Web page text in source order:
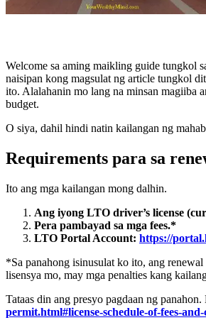
Welcome sa aming maikling guide tungkol
naisipan kong magsulat ng article tungkol
ito. Alalahanin mo lang na minsan magiiba
budget.
O siya, dahil hindi natin kailangan ng
Requirements para sa
Ito ang mga kailangan mong dalhin.
Ang iyong LTO driver’s license
Pera pambayad sa mga fees.*
LTO Portal Account: https://
*Sa panahong isinusulat ko ito, ang
lisensya mo, may mga penalties kang
Tataas din ang presyo pagdaan ng
permit.html#license-schedule-of-fees-and-